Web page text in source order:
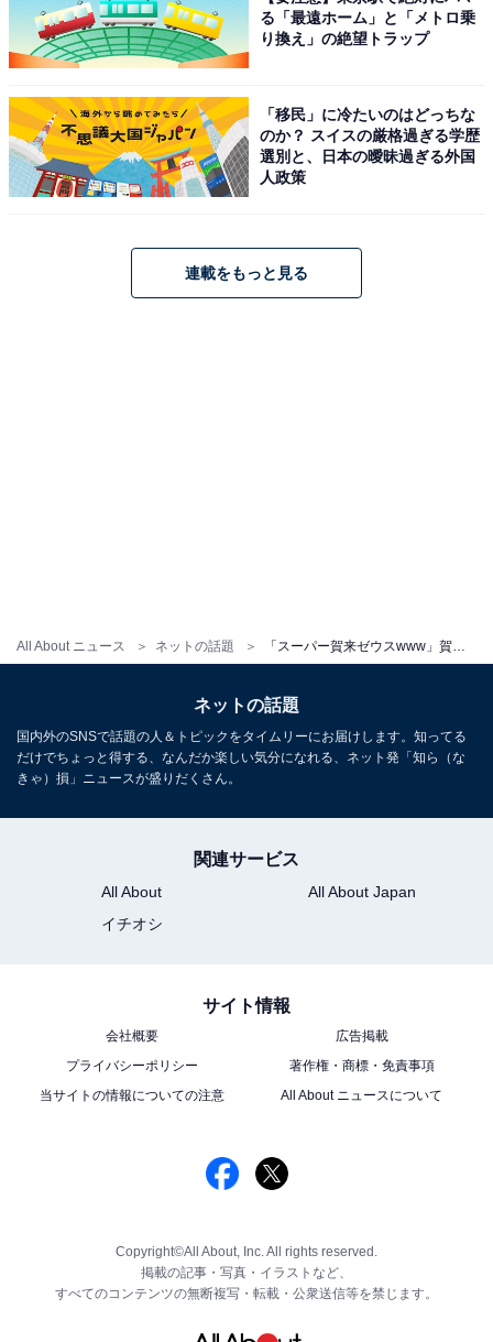
All About ニュース ネットの話題
る「最遠ホーム」と「メトロ乗
り換え」の絶望トラップ
「移民」に冷たいのはどっちな
のか？ スイスの厳格過ぎる学歴
選別と、日本の曖昧過ぎる外国
人政策
連載をもっと見る
ネットの話題
国内外のSNSで話題の人＆トピックをタイムリーにお届けします。知ってる
だけでちょっと得する、なんだか楽しい気分になれる、ネット発「知ら（な
きゃ）損」ニュースが盛りだくさん。
関連サービス
All About
All About Japan
イチオシ
サイト情報
会社概要
広告掲載
プライバシーポリシー
著作権・商標・免責事項
当サイトの情報についての注意
All About ニュースについて
Copyright©All About, Inc. All rights reserved.
掲載の記事・写真・イラストなど、
すべてのコンテンツの無断複写・転載・公衆送信等を禁じます。